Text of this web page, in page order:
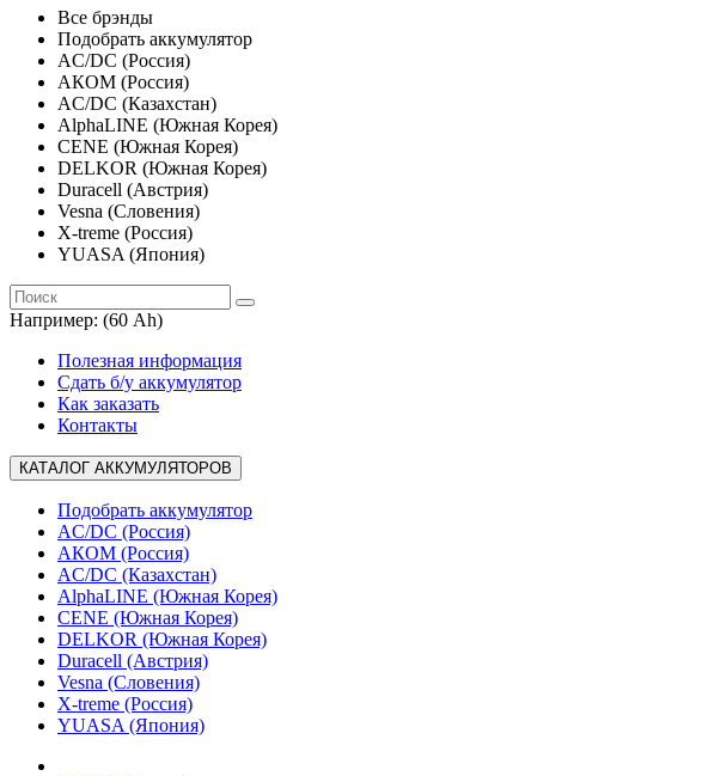
Все брэнды
Подобрать аккумулятор
AC/DC (Россия)
АКОМ (Россия)
AC/DC (Казахстан)
AlphaLINE (Южная Корея)
CENE (Южная Корея)
DELKOR (Южная Корея)
Duracell (Австрия)
Vesna (Словения)
X-treme (Россия)
YUASA (Япония)
Например: (60 Ah)
Полезная информация
Сдать б/у аккумулятор
Как заказать
Контакты
КАТАЛОГ АККУМУЛЯТОРОВ
Подобрать аккумулятор
AC/DC (Россия)
АКОМ (Россия)
AC/DC (Казахстан)
AlphaLINE (Южная Корея)
CENE (Южная Корея)
DELKOR (Южная Корея)
Duracell (Австрия)
Vesna (Словения)
X-treme (Россия)
YUASA (Япония)